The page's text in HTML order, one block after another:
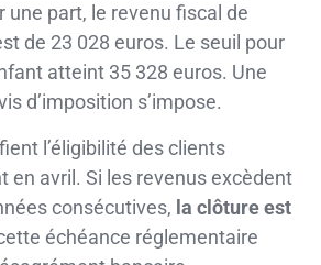
une part, le revenu fiscal de
de 23 028 euros. Le seuil pour
atteint 35 328 euros. Une
d’imposition s’impose.
l’éligibilité des clients
en avril. Si les revenus excèdent
consécutives, la clôture est
échéance réglementaire